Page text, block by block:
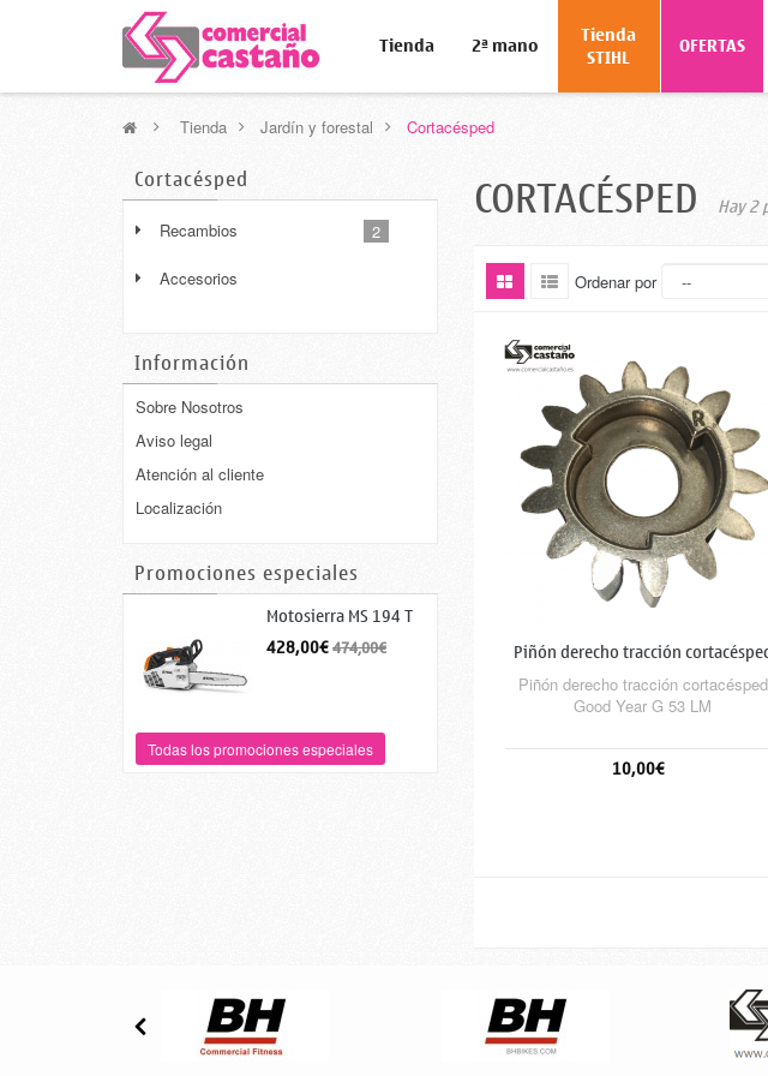
Tienda 2ª mano Tienda
STIHL OFERTAS
> Tienda > Jardín y forestal > Cortacésped
Cortacésped
Recambios 2
Accesorios
Información
Sobre Nosotros
Aviso legal
Atención al cliente
Localización
Promociones especiales
Motosierra MS 194 T
428,00€474,00€
Todas los promociones especiales
CORTACÉSPED Hay 2
Ordenar por
Piñón derecho tracción
Good...
Piñón derecho tracción cortacésped
Good Year G 53 LM
10,00€